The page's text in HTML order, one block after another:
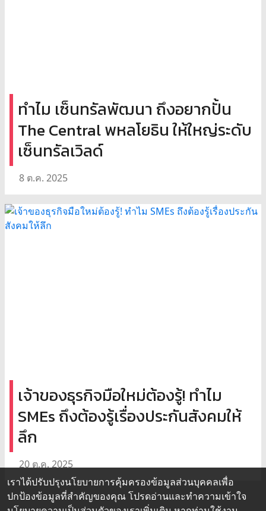
ทำไม เซ็นทรัลพัฒนา ถึงอยากปั้น
The Central พหลโยธิน ให้ใหญ่ระดับ
เซ็นทรัลเวิลด์
8 ต.ค. 2025
เจ้าของธุรกิจมือใหม่ต้องรู้! ทำไม
SMEs ถึงต้องรู้เรื่องประกันสังคมให้
ลึก
20 ต.ค. 2025
เราได้ปรับปรุงนโยบายการคุ้มครองข้อมูลส่วนบุคคลเพื่อ
ปกป้องข้อมูลที่สำคัญของคุณ โปรดอ่านและทำความเข้าใจ